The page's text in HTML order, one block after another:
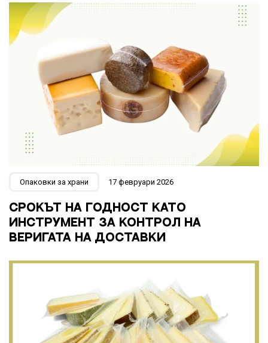
Опаковки за храни 17 февруари 2026
СРОКЪТ НА ГОДНОСТ КАТО
ИНСТРУМЕНТ ЗА КОНТРОЛ НА
ВЕРИГАТА НА ДОСТАВКИ